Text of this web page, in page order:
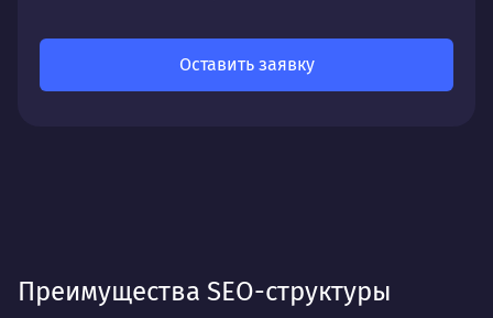
Оставить заявку
Преимущества SEO-структуры